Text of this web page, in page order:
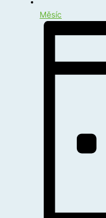
Měsíc